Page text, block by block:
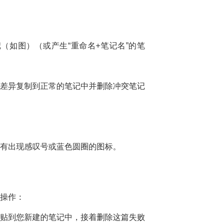
图）（或产生“重命名+笔记名”的笔
复制到正常的笔记中并删除冲突笔记
现感叹号或蓝色圆圈的图标。
作：
您新建的笔记中，接着删除这篇失败